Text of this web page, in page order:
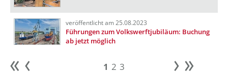
veröffentlicht am 25.08.2023
Führungen zum Volkswerftjubiläum: Buchung
ab jetzt möglich
Anfang 1 2 3 weiter